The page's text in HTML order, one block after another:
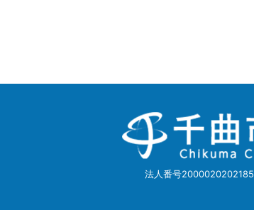
千
曲
市
Chikuma
法人番号2000020202185